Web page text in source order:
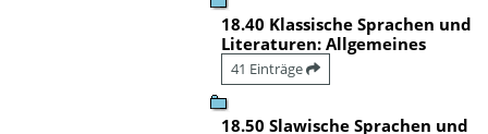
18.40 Klassische Sprachen und
Literaturen: Allgemeines
41 Einträge
18.50 Slawische Sprachen und